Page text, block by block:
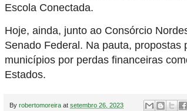
Escola Conectada.
Hoje, ainda, junto ao Consórcio
Senado Federal. Na pauta, propostas
municípios por perdas financeiras
Estados.
By robertomoreira at setembro 26, 2023